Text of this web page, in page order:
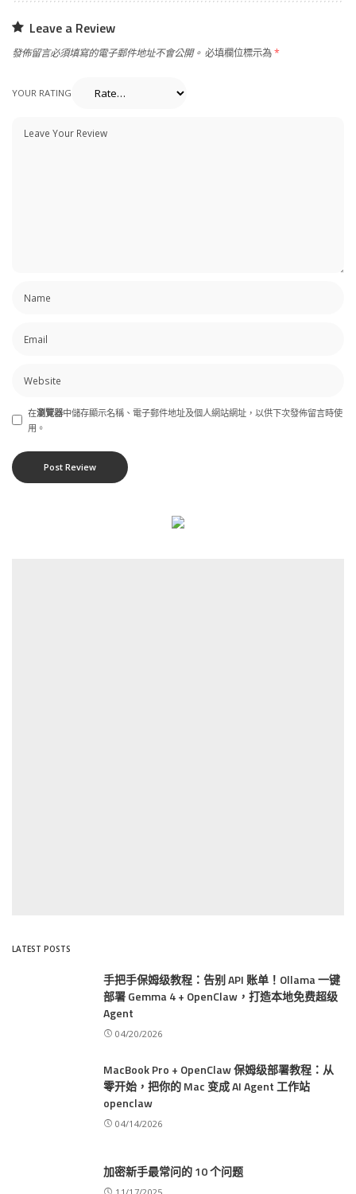
Leave a Review
發佈留言必須填寫的電子郵件地址不會公開。 必填欄位標示為*
YOUR RATING
在瀏覽器中儲存顯示名稱、電子郵件地址及個人網站網址，以供下次發佈留言時使
用。
LATEST POSTS
手把手保姆级教程：告别 API 账单！Ollama 一键
部署 Gemma 4 + OpenClaw，打造本地免费超级
Agent
04/20/2026
MacBook Pro + OpenClaw 保姆级部署教程：从
零开始，把你的 Mac 变成 AI Agent 工作站
openclaw
04/14/2026
加密新手最常问的 10 个问题